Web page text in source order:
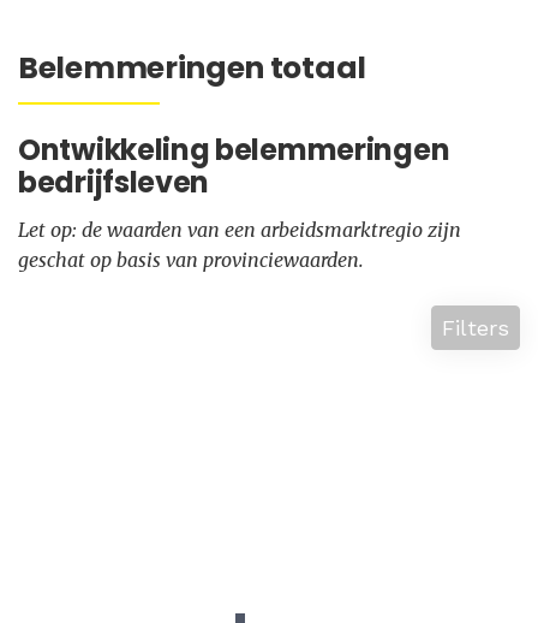
Belemmeringen totaal
Ontwikkeling belemmeringen
bedrijfsleven
Let op: de waarden van een arbeidsmarktregio zijn
geschat op basis van provinciewaarden.
Filters